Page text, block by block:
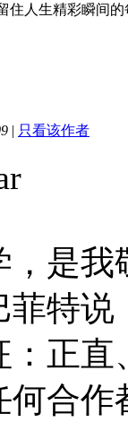
住人生精彩瞬间
| 只看该作者
，是
菲特
：正
何合作